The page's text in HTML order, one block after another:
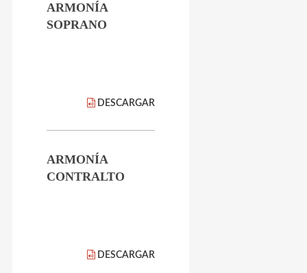
ARMONÍA
SOPRANO
DESCARGAR
ARMONÍA
CONTRALTO
DESCARGAR